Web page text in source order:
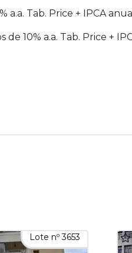
a.a. Tab. Price + IPCA
10% a.a. Tab. Price +
Lote nº 3653